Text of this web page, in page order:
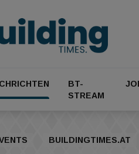
BT-
STREAM
BUILDINGTIMES.AT